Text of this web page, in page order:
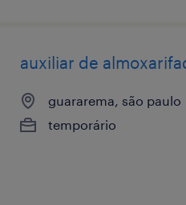
auxiliar de
guararema, são paulo
temporário